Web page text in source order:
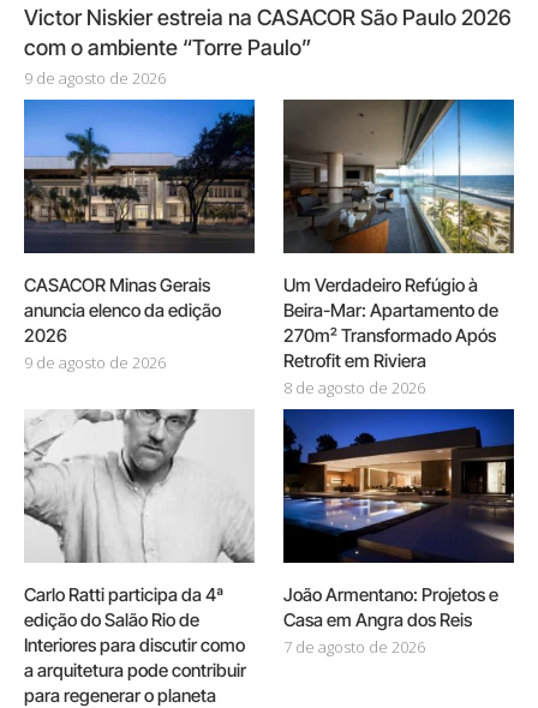
Victor Niskier estreia na CASACOR São Paulo 2026
com o ambiente “Torre Paulo”
9 de agosto de 2026
CASACOR Minas Gerais
anuncia elenco da edição
2026
9 de agosto de 2026
Um Verdadeiro Refúgio à
Beira-Mar: Apartamento de
270m² Transformado Após
Retrofit em Riviera
8 de agosto de 2026
Carlo Ratti participa da 4ª
edição do Salão Rio de
Interiores para discutir como
a arquitetura pode contribuir
para regenerar o planeta
João Armentano: Projetos e
Casa em Angra dos Reis
7 de agosto de 2026